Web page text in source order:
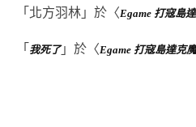
「 北方羽林 」於〈Egame 打寇島
「 我死了」於〈Egame 打寇島達克